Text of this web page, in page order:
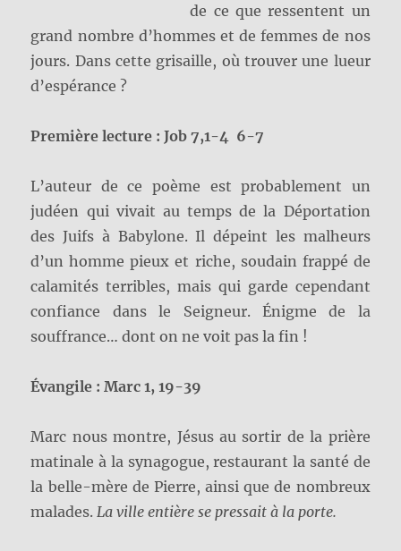
de ce que ressentent un
grand nombre d’hommes et de femmes de nos
jours. Dans cette grisaille, où trouver une lueur
d’espérance ?
Première lecture : Job 7,1-4 6-7
L’auteur de ce poème est probablement un
judéen qui vivait au temps de la Déportation
des Juifs à Babylone. Il dépeint les malheurs
d’un homme pieux et riche, soudain frappé de
calamités terribles, mais qui garde cependant
confiance dans le Seigneur. Énigme de la
souffrance… dont on ne voit pas la fin !
Évangile : Marc 1,19-39
Marc nous montre, Jésus au sortir de la prière
matinale à la synagogue, restaurant la santé de
la belle-mère de Pierre, ainsi que de nombreux
malades. La ville entière se pressait à la porte.